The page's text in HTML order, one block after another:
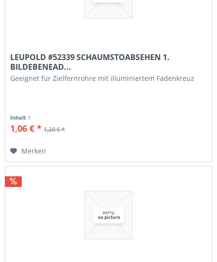
LEUPOLD #52339 SCHAUMSTOABSEHEN 1.
BILDEBENEAD...
Geeignet für Zielfernrohre mit illuminiertem Fadenkreuz
Inhalt 1
1,06 € * 1,20 € *
Merken